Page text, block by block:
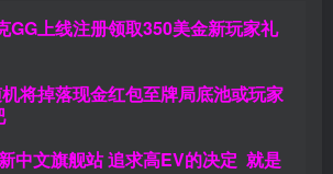
GG上线注册领取350美金新玩家礼
将掉落现金红包至牌局底池或玩家
中文旗舰站追求高EV的决定 就是